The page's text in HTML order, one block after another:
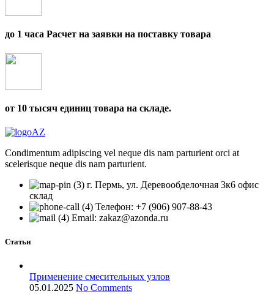
до 1 часа Расчет на заявки на поставку товара
от 10 тысяч единиц товара на складе.
Condimentum adipiscing vel neque dis nam parturient orci at
scelerisque neque dis nam parturient.
г. Пермь, ул. Деревообделочная 3к6 офис
склад
Телефон: +7 (906) 907-88-43
Email: zakaz@azonda.ru
Статьи
Применение смесительных узлов
05.01.2025 No Comments